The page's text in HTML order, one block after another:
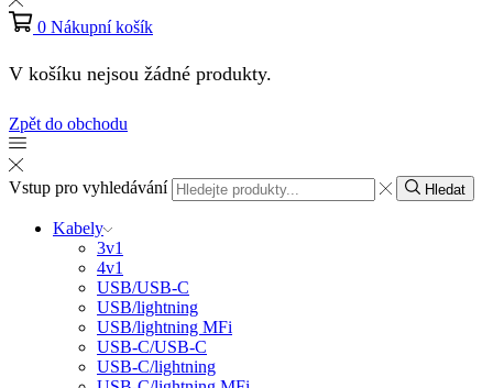
0 Nákupní košík
V košíku nejsou žádné produkty.
Zpět do obchodu
Vstup pro vyhledávání Hledat
Kabely
3v1
4v1
USB/USB-C
USB/lightning
USB/lightning MFi
USB-C/USB-C
USB-C/lightning